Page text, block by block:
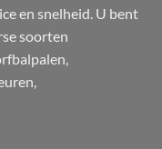
en snelheid. U bent
soorten